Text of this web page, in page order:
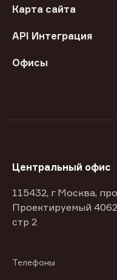
Карта сайта
API Интеграция
Офисы
Центральный офис
115432, г Москва,
Проектируемый
стр 2
Телефоны